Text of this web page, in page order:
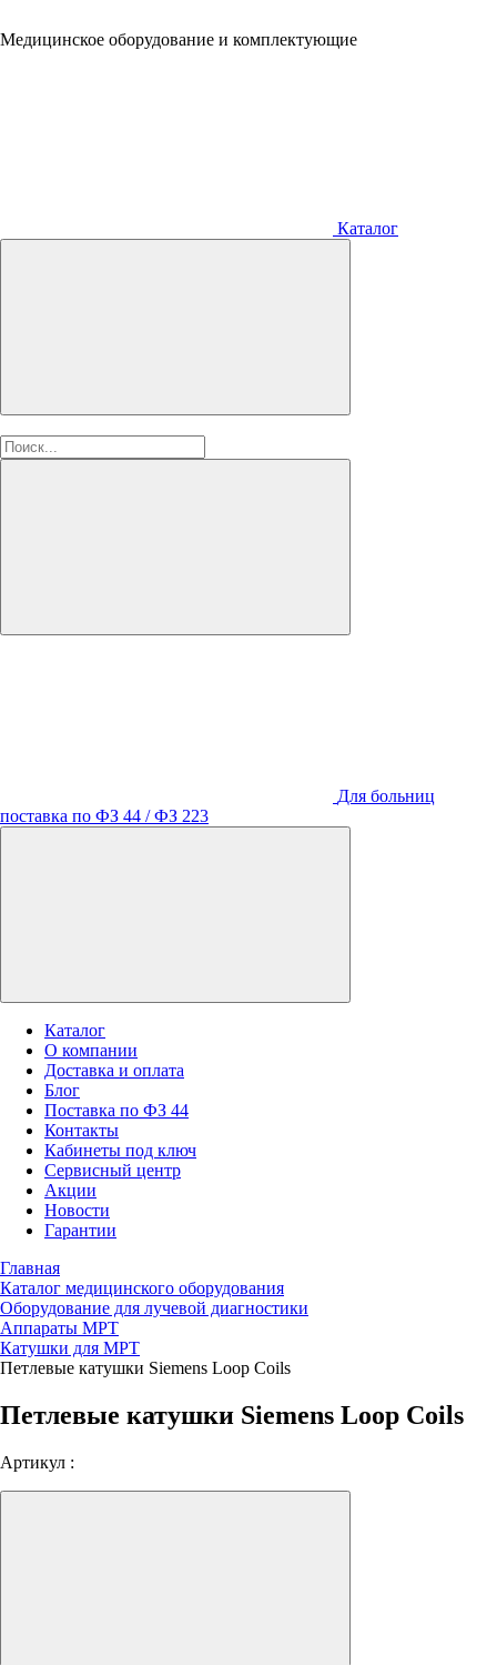
Медицинское оборудование и комплектующие
Каталог
Для больниц
поставка по ФЗ 44 / ФЗ 223
Каталог
О компании
Доставка и оплата
Блог
Поставка по ФЗ 44
Контакты
Кабинеты под ключ
Сервисный центр
Акции
Новости
Гарантии
Главная
Каталог медицинского оборудования
Оборудование для лучевой диагностики
Аппараты МРТ
Катушки для МРТ
Петлевые катушки Siemens Loop Coils
Петлевые катушки Siemens Loop Coils
Артикул :